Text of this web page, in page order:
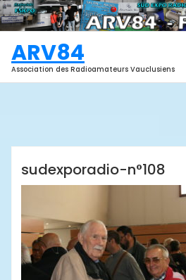
Aller
au
contenu
ARV84
Association des Radioamateurs Vauclusiens
sudexporadio-n°108